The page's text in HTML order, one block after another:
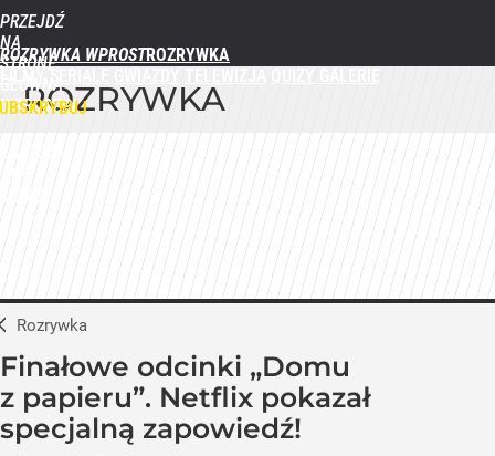
PRZEJDŹ
NA
STRONĘ
GŁÓWNĄ
WPROST.PL
ROZRYWKA WPROST
ROZRYWKA
Rozrywka
Finałowe odcinki „Domu
z papieru”. Netflix pokazał
specjalną zapowiedź!